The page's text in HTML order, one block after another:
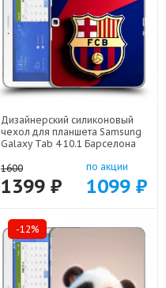
Дизайнерский силиконовый
чехол для планшета Samsung
Galaxy Tab 4 10.1 Барселона
1600
1399 ₽
по акции
1099 ₽
-12%